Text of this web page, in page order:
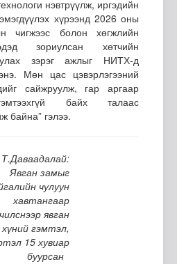
нэвтрүүлж, иргэдийн
хүрээнд 2026 оны
чигжээс болон хөгжлийн
зориулсан хөтчийн
зэрэг ажлыг НИТХ-д
Мөн цас цэвэрлэгээний
сайжруулж, гар аргаар
байх талаас
байна” гэлээ.
Т.Даваадалай:
Явган замыг
чулуун
хавтангаар
явган
хүний гэмтэл,
15 хувиар
буурсан